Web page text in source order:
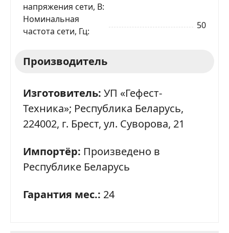
напряжения сети, В
Номинальная
частота сети, Гц
50
Производитель
Изготовитель: УП «Гефест-
Техника»; Республика Беларусь,
224002, г. Брест, ул. Суворова, 21
Импортёр: Произведено в
Республике Беларусь
Гарантия мес.: 24